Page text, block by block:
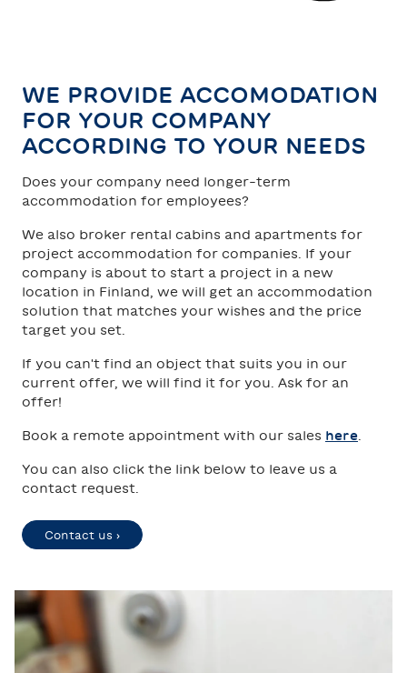
WE PROVIDE ACCOMODATION
FOR YOUR COMPANY
ACCORDING TO YOUR NEEDS
Does your company need longer-term
accommodation for employees?
We also broker rental cabins and apartments for
project accommodation for companies. If your
company is about to start a project in a new
location in Finland, we will get an accommodation
solution that matches your wishes and the price
target you set.
If you can't find an object that suits you in our
current offer, we will find it for you. Ask for an
offer!
Book a remote appointment with our sales here
You can also click the link below to leave us a
contact request.
Contact us ›